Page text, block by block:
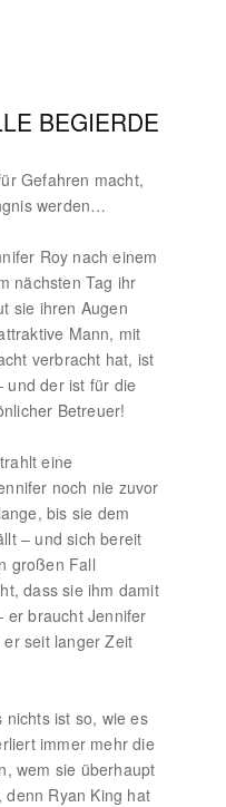
BEGIERDE
Gefahren macht,
werden…
Roy nach einem
nächsten Tag ihr
sie ihren Augen
Mann, mit
verbracht hat, ist
und der ist für die
Betreuer!
eine
noch nie zuvor
bis sie dem
– und sich bereit
großen Fall
dass sie ihm damit
er braucht Jennifer
seit langer Zeit
nichts ist so, wie es
immer mehr die
wem sie überhaupt
Ryan King hat